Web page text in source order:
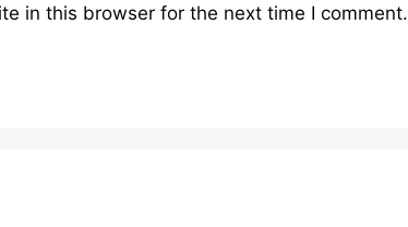
in this browser for the next time I comment.